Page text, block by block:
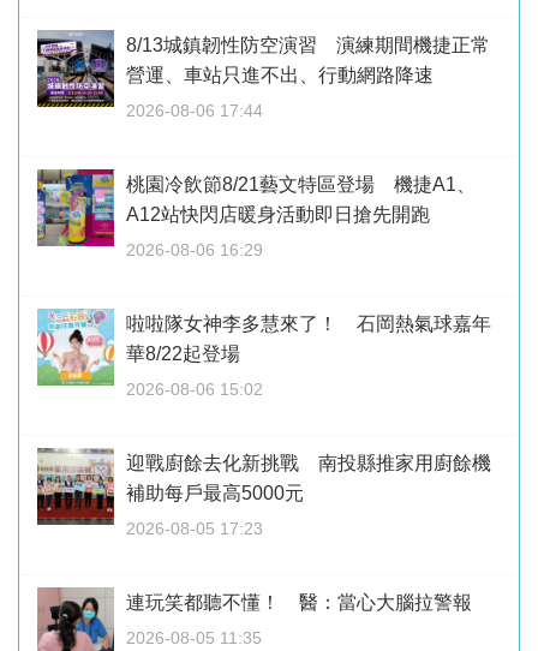
8/13城鎮韌性防空演習 演練期間機捷正常
營運、車站只進不出、行動網路降速
2026-08-06 17:44
桃園冷飲節8/21藝文特區登場 機捷A1、
A12站快閃店暖身活動即日搶先開跑
2026-08-06 16:29
啦啦隊女神李多慧來了！ 石岡熱氣球嘉年
華8/22起登場
2026-08-06 15:02
迎戰廚餘去化新挑戰 南投縣推家用廚餘機
補助每戶最高5000元
2026-08-05 17:23
連玩笑都聽不懂！ 醫：當心大腦拉警報
2026-08-05 11:35